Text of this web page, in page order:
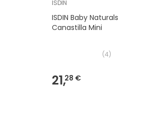
ISDIN
ISDIN Baby Naturals
Canastilla Mini
(4)
21,28 €